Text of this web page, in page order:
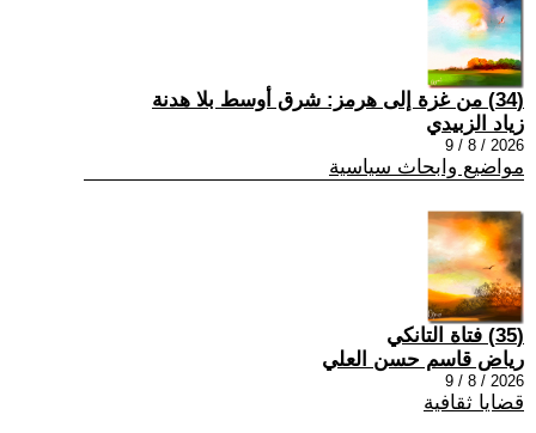
(34) من غزة إلى هرمز: شرق أوسط بلا هدنة
زياد الزبيدي
2026 / 8 / 9
مواضيع وابحاث سياسية
(35) فتاة التانكي
رياض قاسم حسن العلي
2026 / 8 / 9
قضايا ثقافية